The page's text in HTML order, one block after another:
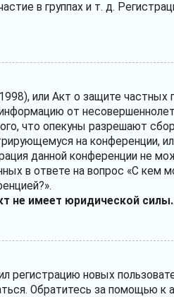
в группах и т. д.
или Акт о защите
от
что опекуны разрешают
на конференции,
данной конференции не
в ответе на вопрос «С кем
не имеет юридической силы.
регистрацию новых
Обратитесь за помощью к